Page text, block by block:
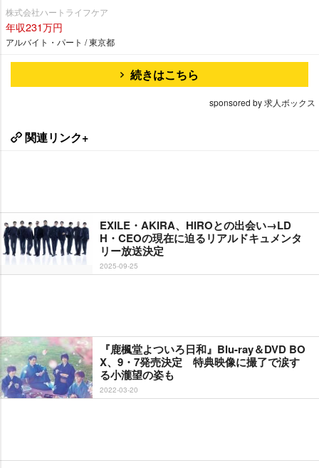
株式会社ハートライフケア
年収231万円
アルバイト・パート / 東京都
続きはこちら
sponsored by 求人ボックス
関連リンク+
EXILE・AKIRA、HIROとの出会い→LD
H・CEOの現在に迫るリアルドキュメンタ
リー放送決定
2025-09-25
『鹿楓堂よついろ日和』Blu-ray＆DVD BO
X、9・7発売決定 特典映像に撮了で涙す
る小瀧望の姿も
2022-03-20